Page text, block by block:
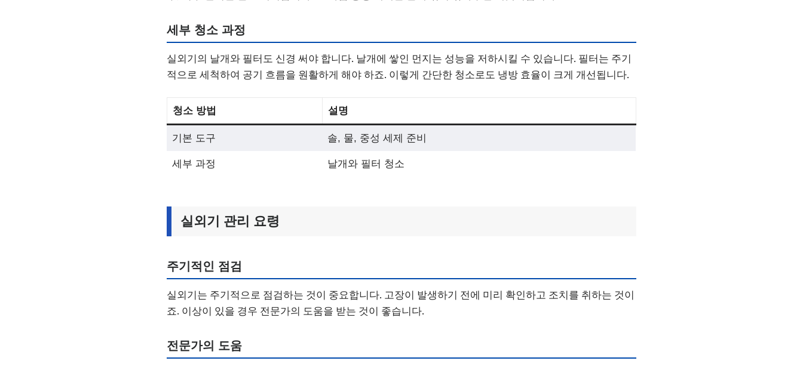
세부 청소 과정
실외기의 날개와 필터도 신경 써야 합니다. 날개에 쌓인 먼지는 성능을 저하시킬 수 있습니다. 필터는 주기
적으로 세척하여 공기 흐름을 원활하게 해야 하죠. 이렇게 간단한 청소로도 냉방 효율이 크게 개선됩니다.
청소 방법 설명
기본 도구 솔, 물, 중성 세제 준비
세부 과정 날개와 필터 청소
실외기 관리 요령
주기적인 점검
실외기는 주기적으로 점검하는 것이 중요합니다. 고장이 발생하기 전에 미리 확인하고 조치를 취하는 것이
죠. 이상이 있을 경우 전문가의 도움을 받는 것이 좋습니다.
전문가의 도움